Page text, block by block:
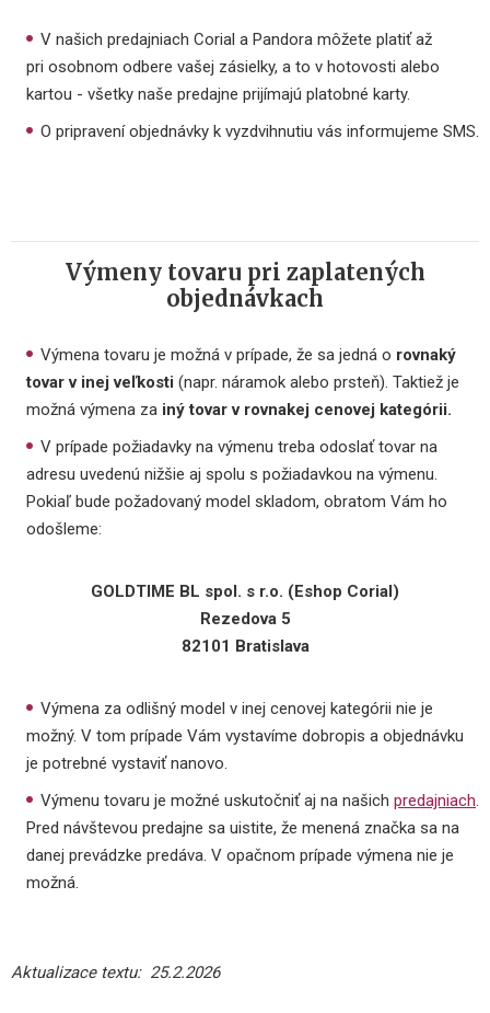
V našich predajniach Corial a Pandora môžete platiť až
pri osobnom odbere vašej zásielky, a to v hotovosti alebo
kartou - všetky naše predajne prijímajú platobné karty.
O pripravení objednávky k vyzdvihnutiu vás informujeme SMS.
Výmeny tovaru pri zaplatených
objednávkach
Výmena tovaru je možná v prípade, že sa jedná o rovnaký
tovar v inej veľkosti (napr. náramok alebo prsteň). Taktiež je
možná výmena za iný tovar v rovnakej cenovej kategórii.
V prípade požiadavky na výmenu treba odoslať tovar na
adresu uvedenú nižšie aj spolu s požiadavkou na výmenu.
Pokiaľ bude požadovaný model skladom, obratom Vám ho
odošleme:
GOLDTIME BL spol. s r.o. (Eshop Corial)
Rezedova 5
82101 Bratislava
Výmena za odlišný model v inej cenovej kategórii nie je
možný. V tom prípade Vám vystavíme dobropis a objednávku
je potrebné vystaviť nanovo.
Výmenu tovaru je možné uskutočniť aj na našich predajniach.
Pred návštevou predajne sa uistite, že menená značka sa na
danej prevádzke predáva. V opačnom prípade výmena nie je
možná.
Aktualizace textu: 25.2.2026